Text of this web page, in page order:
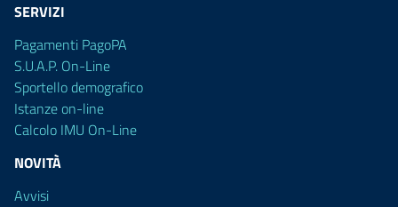
SERVIZI
Pagamenti PagoPA
S.U.A.P. On-Line
Sportello demografico
Istanze on-line
Calcolo IMU On-Line
NOVITÀ
Avvisi